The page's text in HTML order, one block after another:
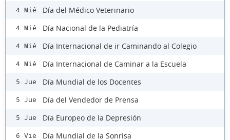
4 Mié Día del Médico Veterinario
4 Mié Día Nacional de la Pediatría
4 Mié Día Internacional de ir Caminando al Colegio
4 Mié Día Internacional de Caminar a la Escuela
5 Jue Día Mundial de los Docentes
5 Jue Día del Vendedor de Prensa
5 Jue Día Europeo de la Depresión
6 Vie Día Mundial de la Sonrisa